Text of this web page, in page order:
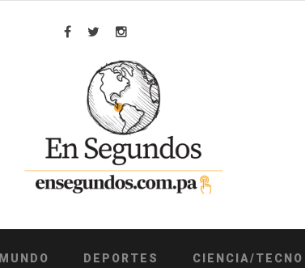
Facebook
TwitterInstagram
MUNDO DEPORTES CIENCIA/TECNO